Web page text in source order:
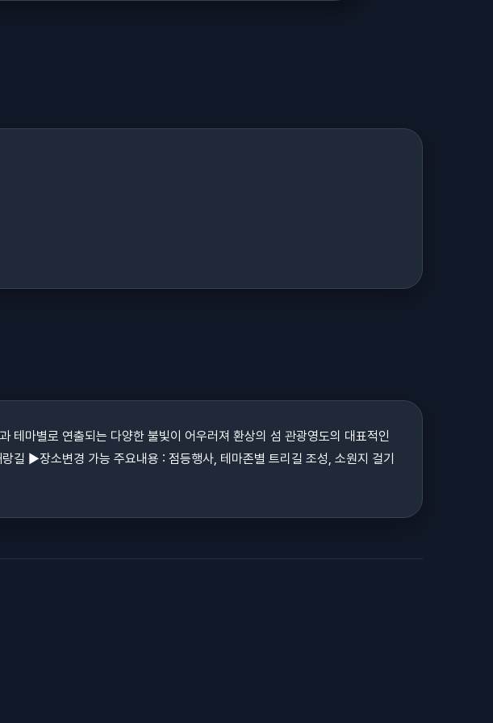
마별로 연출되는 다양한 불빛이 어우러져 환상의 섬 관광영도의 대표적인
길 ▶장소변경 가능 주요내용 : 점등행사, 테마존별 트리길 조성, 소원지 걸기